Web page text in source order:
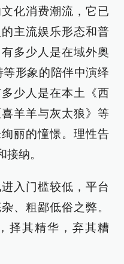
化消费潮流，它已
主流娱乐形态和普
多少人是在域外奥
形象的陪伴中演绎
少人是在本土《西
羊羊与灰太狼》等
丽的憧憬。理性告
纳。
入门槛较低，平台
、粗鄙低俗之弊。
择其精华，弃其糟